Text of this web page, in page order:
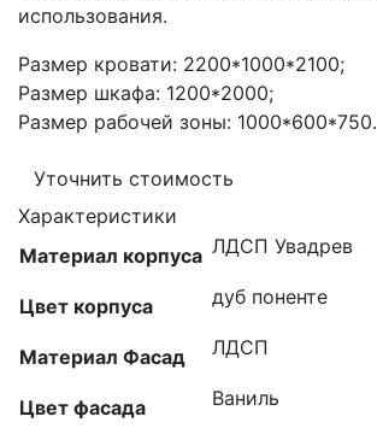
использования.
Размер кровати: 2200*1000*2100;
Размер шкафа: 1200*2000;
Размер рабочей зоны: 1000*600*750.
Уточнить стоимость
Характеристики
Материал корпуса ЛДСП Увадрев
Цвет корпуса дуб поненте
Материал Фасад ЛДСП
Цвет фасада Ваниль